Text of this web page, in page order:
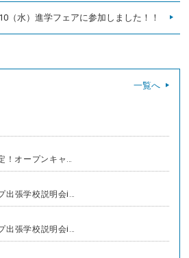
（水）進学フェアに参加しました！！
一覧へ
！オープンキャ…
出張学校説明会i…
出張学校説明会i…